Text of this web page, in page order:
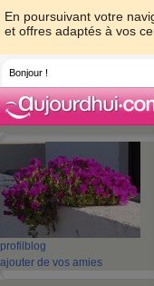
En poursuivant votre
et offres adaptés à vos
Bonjour !
profil blog
ajouter de vos amies